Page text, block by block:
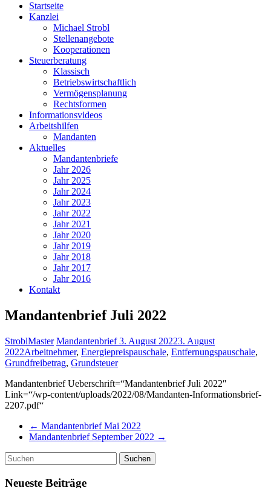
Startseite
Kanzlei
Michael Strobl
Stellenangebote
Kooperationen
Steuerberatung
Klassisch
Betriebswirtschaftlich
Vermögensplanung
Rechtsformen
Informationsvideos
Arbeitshilfen
Mandanten
Aktuelles
Mandantenbriefe
Jahr 2026
Jahr 2025
Jahr 2024
Jahr 2023
Jahr 2022
Jahr 2021
Jahr 2020
Jahr 2019
Jahr 2018
Jahr 2017
Jahr 2016
Kontakt
Mandantenbrief Juli 2022
StroblMaster Mandantenbrief 3. August 20223. August
2022Arbeitnehmer, Energiepreispauschale, Entfernungspauschale,
Grundfreibetrag, Grundsteuer
Mandantenbrief Ueberschrift=“Mandantenbrief Juli 2022″
Link=“/wp-content/uploads/2022/08/Mandanten-Informationsbrief-
2207.pdf“
← Mandantenbrief Mai 2022
Mandantenbrief September 2022 →
Neueste Beiträge